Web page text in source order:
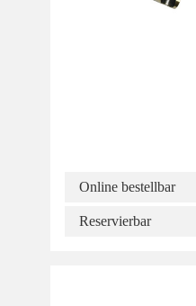
Online bestellbar
Reservierbar